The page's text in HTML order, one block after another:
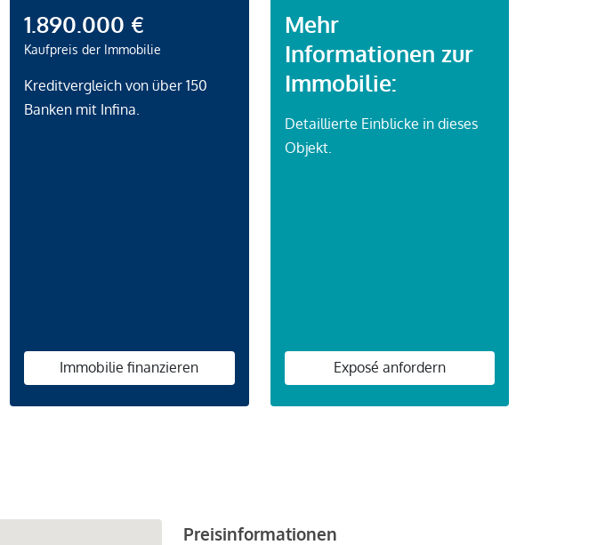
1.890.000 €
Kaufpreis der Immobilie
Kreditvergleich von über 150
Banken mit Infina.
Immobilie finanzieren
Mehr
Informationen zur
Immobilie:
Detaillierte Einblicke in dieses
Objekt.
Exposé anfordern
Preisinformationen